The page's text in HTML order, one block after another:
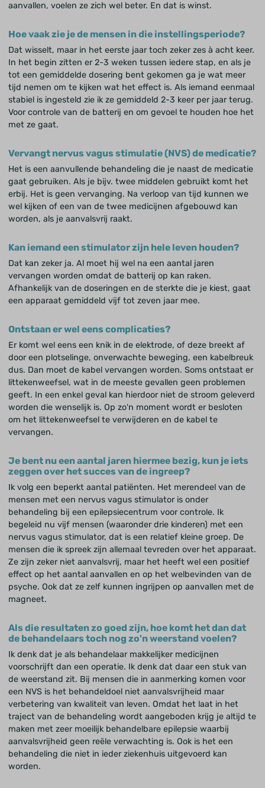
aanvallen, voelen ze zich wel beter. En dat is winst.
Hoe vaak zie je de mensen in die instellingsperiode?
Dat wisselt, maar in het eerste jaar toch zeker zes à acht keer.
In het begin zitten er 2-3 weken tussen iedere stap, en als je
tot een gemiddelde dosering bent gekomen ga je wat meer
tijd nemen om te kijken wat het effect is. Als iemand eenmaal
stabiel is ingesteld zie ik ze gemiddeld 2-3 keer per jaar terug.
Voor controle van de batterij en om gevoel te houden hoe het
met ze gaat.
Vervangt nervus vagus stimulatie (NVS) de medicatie?
Het is een aanvullende behandeling die je naast de medicatie
gaat gebruiken. Als je bijv. twee middelen gebruikt komt het
erbij. Het is geen vervanging. Na verloop van tijd kunnen we
wel kijken of een van de twee medicijnen afgebouwd kan
worden, als je aanvalsvrij raakt.
Kan iemand een stimulator zijn hele leven houden?
Dat kan zeker ja. Al moet hij wel na een aantal jaren
vervangen worden omdat de batterij op kan raken.
Afhankelijk van de doseringen en de sterkte die je kiest, gaat
een apparaat gemiddeld vijf tot zeven jaar mee.
Ontstaan er wel eens complicaties?
Er komt wel eens een knik in de elektrode, of deze breekt af
door een plotselinge, onverwachte beweging, een kabelbreuk
dus. Dan moet de kabel vervangen worden. Soms ontstaat er
littekenweefsel, wat in de meeste gevallen geen problemen
geeft. In een enkel geval kan hierdoor niet de stroom geleverd
worden die wenselijk is. Op zo'n moment wordt er besloten
om het littekenweefsel te verwijderen en de kabel te
vervangen.
Je bent nu een aantal jaren hiermee bezig, kun je iets
zeggen over het succes van de ingreep?
Ik volg een beperkt aantal patiënten. Het merendeel van de
mensen met een nervus vagus stimulator is onder
behandeling bij een epilepsiecentrum voor controle. Ik
begeleid nu vijf mensen (waaronder drie kinderen) met een
nervus vagus stimulator, dat is een relatief kleine groep. De
mensen die ik spreek zijn allemaal tevreden over het apparaat.
Ze zijn zeker niet aanvalsvrij, maar het heeft wel een positief
effect op het aantal aanvallen en op het welbevinden van de
psyche. Ook dat ze zelf kunnen ingrijpen op aanvallen met de
magneet.
Als die resultaten zo goed zijn, hoe komt het dan dat
de behandelaars toch nog zo'n weerstand voelen?
Ik denk dat je als behandelaar makkelijker medicijnen
voorschrijft dan een operatie. Ik denk dat daar een stuk van
de weerstand zit. Bij mensen die in aanmerking komen voor
een NVS is het behandeldoel niet aanvalsvrijheid maar
verbetering van kwaliteit van leven. Omdat het laat in het
traject van de behandeling wordt aangeboden krijg je altijd te
maken met zeer moeilijk behandelbare epilepsie waarbij
aanvalsvrijheid geen reële verwachting is. Ook is het een
behandeling die niet in ieder ziekenhuis uitgevoerd kan
worden.